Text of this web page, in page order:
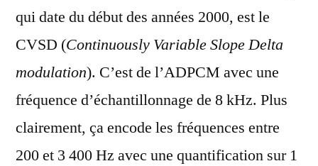
qui date du début des années 2000, est le
CVSD (Continuously Variable Slope Delta
modulation). C’est de l’ADPCM avec une
fréquence d’échantillonnage de 8 kHz. Plus
clairement, ça encode les fréquences entre
200 et 3 400 Hz avec une quantification sur 1